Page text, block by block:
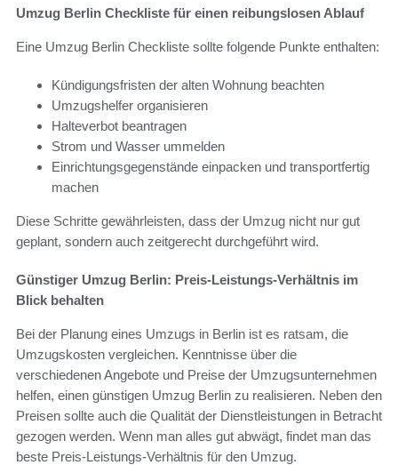
Umzug Berlin Checkliste für einen reibungslosen Ablauf
Eine Umzug Berlin Checkliste sollte folgende Punkte enthalten:
Kündigungsfristen der alten Wohnung beachten
Umzugshelfer organisieren
Halteverbot beantragen
Strom und Wasser ummelden
Einrichtungsgegenstände einpacken und transportfertig
machen
Diese Schritte gewährleisten, dass der Umzug nicht nur gut
geplant, sondern auch zeitgerecht durchgeführt wird.
Günstiger Umzug Berlin: Preis-Leistungs-Verhältnis im
Blick behalten
Bei der Planung eines Umzugs in Berlin ist es ratsam, die
Umzugskosten vergleichen. Kenntnisse über die
verschiedenen Angebote und Preise der Umzugsunternehmen
helfen, einen günstigen Umzug Berlin zu realisieren. Neben den
Preisen sollte auch die Qualität der Dienstleistungen in Betracht
gezogen werden. Wenn man alles gut abwägt, findet man das
beste Preis-Leistungs-Verhältnis für den Umzug.